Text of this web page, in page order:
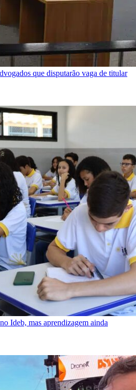
que disputarão vaga de titular
Ideb, mas aprendizagem ainda